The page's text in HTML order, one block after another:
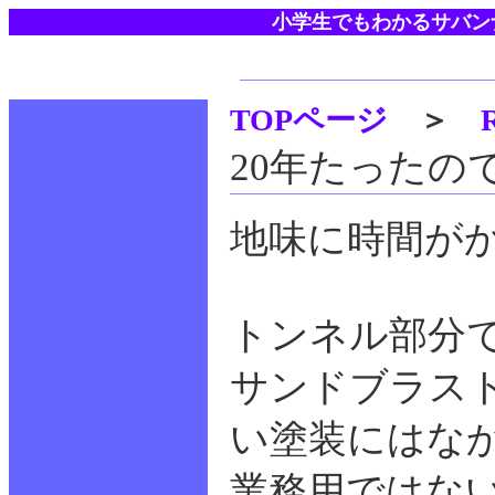
小学生でもわかるサバ
TOPページ ＞
20年たったの
地味に時間が
トンネル部分
サンドブラス
い塗装にはな